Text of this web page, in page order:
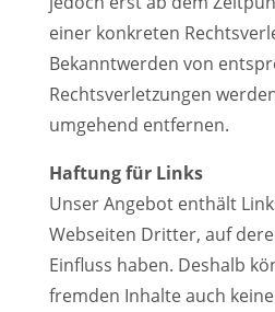
einer konkreten
Bekanntwerden von
Rechtsverletzungen
umgehend entfernen.
Haftung für Links
Unser Angebot enthält
Webseiten Dritter, auf
Einfluss haben. Deshalb
fremden Inhalte auch